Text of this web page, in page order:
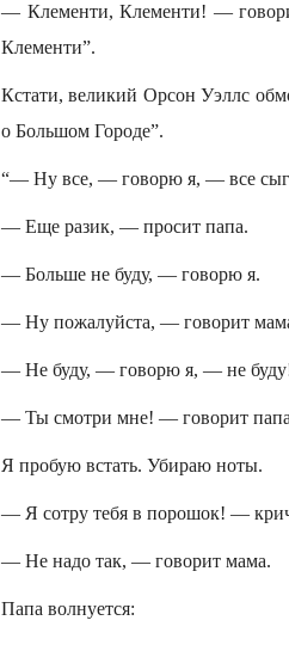
— Клементи, Клементи! —
Клементи”.
Кстати, великий Орсон Уэллс
о Большом Городе”.
“— Ну все, — говорю я, — все
— Еще разик, — просит папа.
— Больше не буду, — говорю я.
— Ну пожалуйста, — говорит
— Не буду, — говорю я, — не
— Ты смотри мне! — говорит
Я пробую встать. Убираю ноты.
— Я сотру тебя в порошок! —
— Не надо так, — говорит мама.
Папа волнуется: